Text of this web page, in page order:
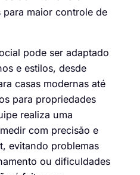
maior controle de
pode ser adaptado
e estilos, desde
casas modernas até
para propriedades
realiza uma
com precisão e
evitando problemas
ou dificuldades